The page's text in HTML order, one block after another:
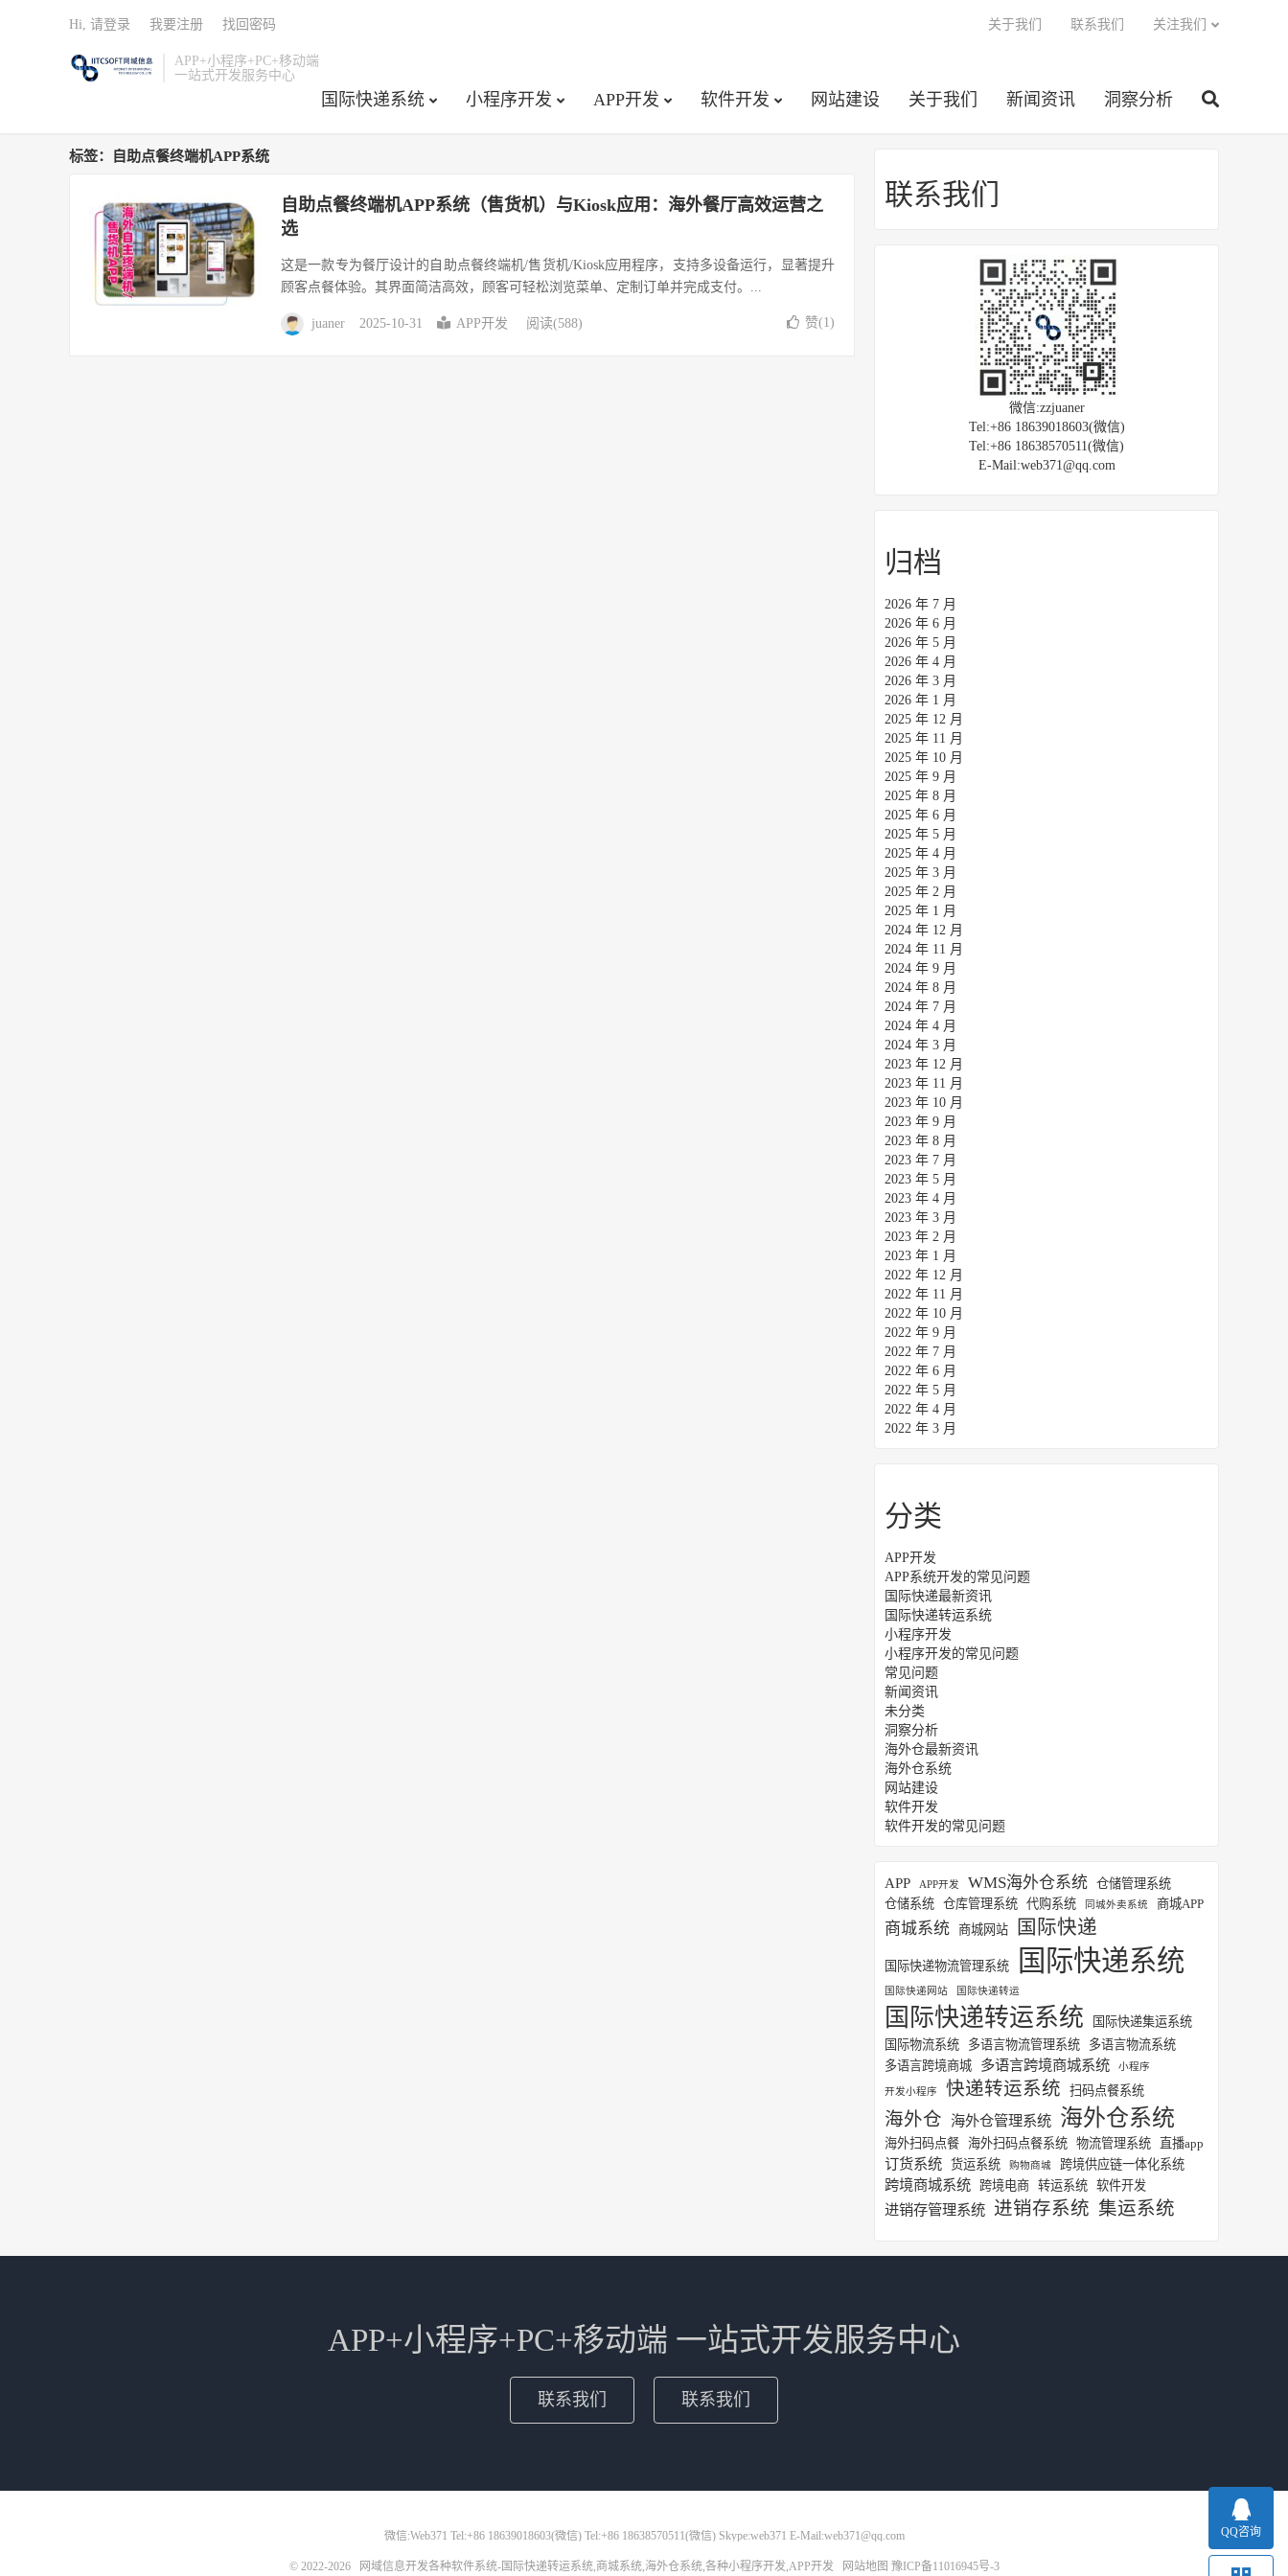
APP+小程序+PC+移动端
一站式开发服务中心
国际快递系统 小程序开发 APP开发 软件开发 网站建设 关于我们 新闻资讯 洞察分析
关于我们 联系我们 关注我们
Hi, 请登录 我要注册 找回密码
标签：自助点餐终端机APP系统
自助点餐终端机APP系统（售货机）与Kiosk应用：海外餐厅高效运营之
选
这是一款专为餐厅设计的自助点餐终端机/售货机/Kiosk应用程序，支持多设备运行，显著提升
顾客点餐体验。其界面简洁高效，顾客可轻松浏览菜单、定制订单并完成支付。...
juaner 2025-10-31 APP开发 阅读(588) 赞(1)
联系我们
微信:zzjuaner
Tel:+86 18639018603(微信)
Tel:+86 18638570511(微信)
E-Mail:web371@qq.com
归档
2026 年 7 月
2026 年 6 月
2026 年 5 月
2026 年 4 月
2026 年 3 月
2026 年 1 月
2025 年 12 月
2025 年 11 月
2025 年 10 月
2025 年 9 月
2025 年 8 月
2025 年 6 月
2025 年 5 月
2025 年 4 月
2025 年 3 月
2025 年 2 月
2025 年 1 月
2024 年 12 月
2024 年 11 月
2024 年 9 月
2024 年 8 月
2024 年 7 月
2024 年 4 月
2024 年 3 月
2023 年 12 月
2023 年 11 月
2023 年 10 月
2023 年 9 月
2023 年 8 月
2023 年 7 月
2023 年 5 月
2023 年 4 月
2023 年 3 月
2023 年 2 月
2023 年 1 月
2022 年 12 月
2022 年 11 月
2022 年 10 月
2022 年 9 月
2022 年 7 月
2022 年 6 月
2022 年 5 月
2022 年 4 月
2022 年 3 月
分类
APP开发
APP系统开发的常见问题
国际快递最新资讯
国际快递转运系统
小程序开发
小程序开发的常见问题
常见问题
新闻资讯
未分类
洞察分析
海外仓最新资讯
海外仓系统
网站建设
软件开发
软件开发的常见问题
APP APP开发 WMS海外仓系统 仓储管理系统
仓储系统 仓库管理系统 代购系统 同城外卖系统 商城APP
商城系统 商城网站 国际快递
国际快递物流管理系统 国际快递系统
国际快递网站 国际快递转运
国际快递转运系统
国际快递集运系统
国际物流系统
多语言物流管理系统
多语言物流系统
多语言跨境商城
多语言跨境商城系统 小程序
开发小程序 快递转运系统 扫码点餐系统
海外仓 海外仓管理系统 海外仓系统
海外扫码点餐 海外扫码点餐系统 物流管理系统 直播app
订货系统 货运系统 购物商城 跨境供应链一体化系统
跨境商城系统 跨境电商 转运系统 软件开发
进销存管理系统 进销存系统 集运系统
APP+小程序+PC+移动端 一站式开发服务中心
联系我们 联系我们
微信:Web371 Tel:+86 18639018603(微信) Tel:+86 18638570511(微信) Skype:web371 E-Mail:web371@qq.com
© 2022-2026 网域信息开发各种软件系统-国际快递转运系统,商城系统,海外仓系统,各种小程序开发,APP开发 网站地图 豫ICP备11016945号-3
QQ咨询